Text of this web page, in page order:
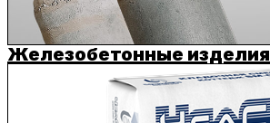
Железобетонные изделия